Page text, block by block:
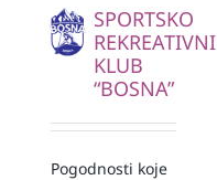
SPORTSKO
REKREATIVNI
KLUB
“BOSNA”
Pogodnosti koje